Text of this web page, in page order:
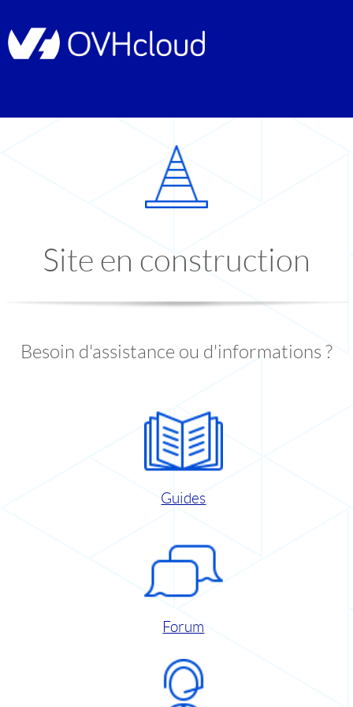
Site en construction
Besoin d'assistance ou d'informations ?
Guides
Forum